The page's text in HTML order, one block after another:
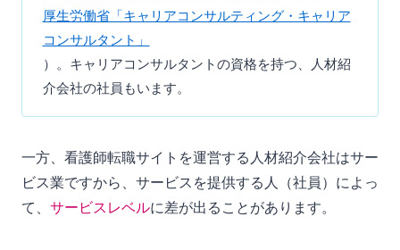
厚生労働省「キャリアコンサルティング・キャリア
コンサルタント」
）。キャリアコンサルタントの資格を持つ、人材紹
介会社の社員もいます。
一方、看護師転職サイトを運営する人材紹介会社はサー
ビス業ですから、サービスを提供する人（社員）によっ
て、 サービスレベルに差が出ることがあります。